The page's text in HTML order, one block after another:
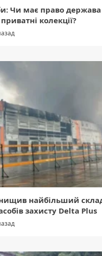
Чи має право держава
колекції?
найбільший
захисту Delta Plus